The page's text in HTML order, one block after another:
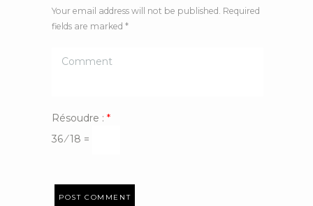
Your email address will not be published. Required
fields are marked *
Résoudre : *
36 ⁄ 18 =